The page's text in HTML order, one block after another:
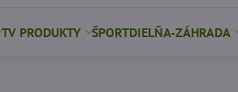
TV PRODUKTY ŠPORTDIELŇA-ZÁHRADA